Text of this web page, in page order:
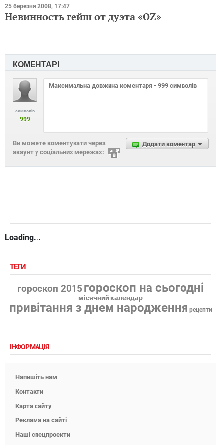
25 березня 2008, 17:47
Невинность гейш от дуэта «OZ»
КОМЕНТАРІ
символів
999
Додати коментар
Ви можете коментувати через
акаунт у соціальних мережах:
Loading...
ТЕГИ
гороскоп 2015 гороскоп на сьогодні
місячний календар
привітання з днем народження рецепти
ІНФОРМАЦІЯ
Напишіть нам
Контакти
Карта сайту
Реклама на сайті
Наші спецпроекти